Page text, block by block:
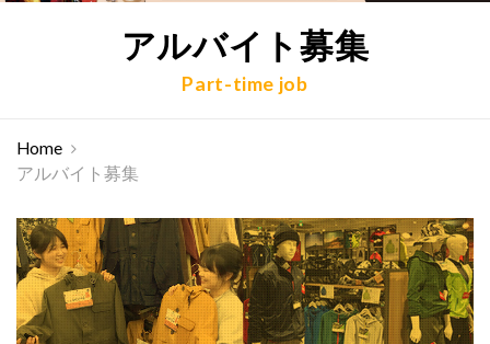
アルバイト募集
Part-time job
Home
アルバイト募集